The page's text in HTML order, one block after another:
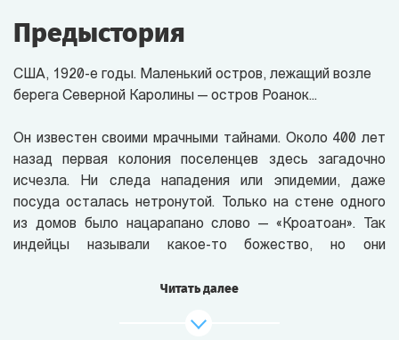
Предыстория
США, 1920-е годы. Маленький остров, лежащий возле
берега Северной Каролины — остров Роанок...
Он известен своими мрачными тайнами. Около 400 лет
назад первая колония поселенцев здесь загадочно
исчезла. Ни следа нападения или эпидемии, даже
посуда осталась нетронутой. Только на стене одного
из домов было нацарапано слово — «Кроатоан». Так
индейцы называли какое-то божество, но они
колонии. Сегодняшнее лунное затмение совпадает
Читать далее